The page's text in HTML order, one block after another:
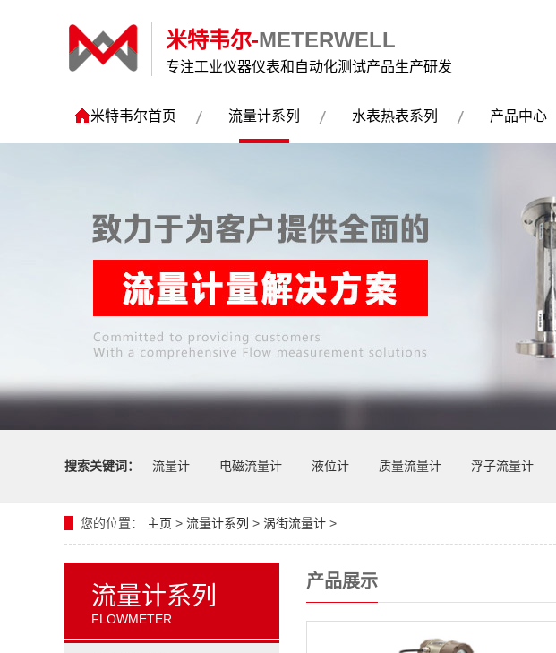
米特韦尔-METERWELL
专注工业仪器仪表和自动化测试产品生产研发
米特韦尔首页 流量计系列 水表热表系列 产品中心
搜索关键词： 流量计 电磁流量计 液位计 质量流量计 浮子流量计
您的位置： 主页 > 流量计系列 > 涡街流量计 >
流量计系列
FLOWMETER
产品展示